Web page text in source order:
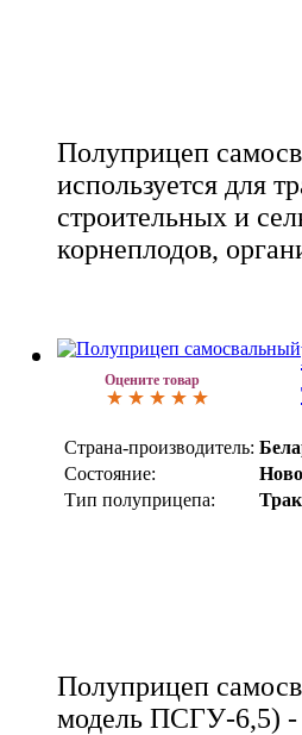
Полуприцеп
используется для
строительных и
корнеплодов,
Оцените товар
Страна-производитель:
Состояние:
Тип полуприцепа:
Полуприцеп
модель ПСГУ-6,5) -